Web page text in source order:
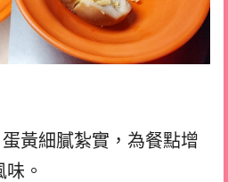
黃細膩紮實，為餐點增
。